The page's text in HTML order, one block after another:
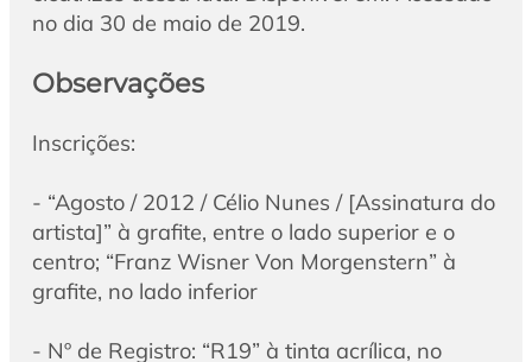
no dia 30 de maio de 2019.
Observações
Inscrições:
- “Agosto / 2012 / Célio Nunes / [Assinatura do
artista]” à grafite, entre o lado superior e o
centro; “Franz Wisner Von Morgenstern” à
grafite, no lado inferior
- Nº de Registro: “R19” à tinta acrílica, no